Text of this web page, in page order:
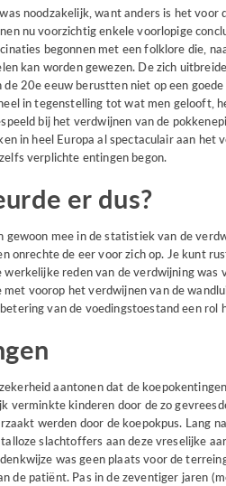
noodzakelijk, want anders is het
nu voorzichtig enkele voorlopige
begonnen met een folklore die,
kan worden gewezen. De zich
de 20e eeuw berustten niet op een
in tegenstelling tot wat men gelooft,
bij het verdwijnen van de
in heel Europa al spectaculair aan het
verplichte entingen begon.
er dus?
mee in de statistiek van de
onrechte de eer voor zich op. Je kunt
werkelijke reden van de verdwijning was
met voorop het verdwijnen van de
van de voedingstoestand een rol
aantonen dat de
verminkte kinderen door de zo
werden door de koepokpus. Lang
slachtoffers aan deze vreselijke
was geen plaats voor de
de patiënt. Pas in de zeventiger jaren